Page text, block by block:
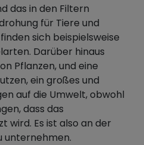
das in den Filtern
für Tiere und
sich beispielsweise
Darüber hinaus
Pflanzen, und eine
ein großes und
auf die Umwelt, obwohl
dass das
wird. Es ist also an der
unternehmen.